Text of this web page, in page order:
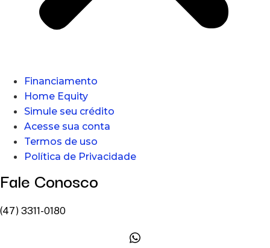
Financiamento
Home Equity
Simule seu crédito
Acesse sua conta
Termos de uso
Política de Privacidade
Fale Conosco
(47) 3311-0180